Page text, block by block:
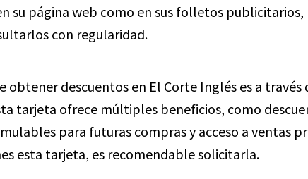
su página web como en sus folletos
con regularidad.
obtener descuentos en El Corte Inglés es a través
tarjeta ofrece múltiples beneficios, como
para futuras compras y acceso a ventas
esta tarjeta, es recomendable solicitarla.